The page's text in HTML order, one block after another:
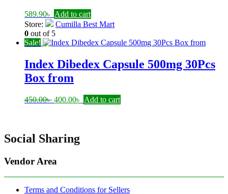
589.90৳ Add to cart
Store:
Cumilla Best Mart
0 out of 5
Sale!
Index Dibedex Capsule 500mg 30Pcs
Box from
450.00৳ Original
400.00৳
Current
Add to cart
Social Sharing
Vendor Area
Terms and Conditions for Sellers